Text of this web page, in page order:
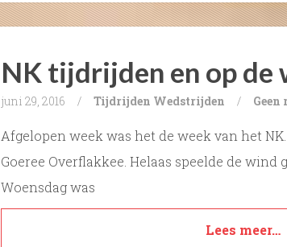
NK tijdrijden en op de
juni 29, 2016 / Tijdrijden Wedstrijden / Geen
Afgelopen week was het de week van het
Goeree Overflakkee. Helaas speelde de wind
Woensdag was
Lees meer…